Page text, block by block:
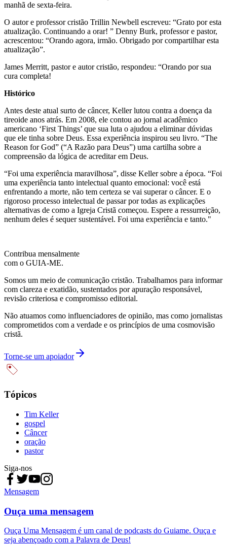
manhã de sexta-feira.
O autor e professor cristão Trillin Newbell escreveu: “Grato por esta
atualização. Continuando a orar! ” Denny Burk, professor e pastor,
acrescentou: “Orando agora, irmão. Obrigado por compartilhar esta
atualização”.
James Merritt, pastor e autor cristão, respondeu: “Orando por sua
cura completa!
Histórico
Antes deste atual surto de câncer, Keller lutou contra a doença da
tireoide anos atrás. Em 2008, ele contou ao jornal acadêmico
americano ‘First Things’ que sua luta o ajudou a eliminar dúvidas
que ele tinha sobre Deus. Essa experiência inspirou seu livro. “The
Reason for God” (“A Razão para Deus”) uma cartilha sobre a
compreensão da lógica de acreditar em Deus.
“Foi uma experiência maravilhosa”, disse Keller sobre a época. “Foi
uma experiência tanto intelectual quanto emocional: você está
enfrentando a morte, não tem certeza se vai superar o câncer. E o
rigoroso processo intelectual de passar por todas as explicações
alternativas de como a Igreja Cristã começou. Espere a ressurreição,
nenhum deles é sequer sustentável. Foi uma experiência e tanto."
Contribua mensalmente
com o GUIA-ME.
Somos um meio de comunicação cristão. Trabalhamos para informar
com clareza e exatidão, sustentados por apuração responsável,
revisão criteriosa e compromisso editorial.
Não atuamos como influenciadores de opinião, mas como jornalistas
comprometidos com a verdade e os princípios de uma cosmovisão
cristã.
Torne-se um apoiador
Tópicos
Tim Keller
gospel
Câncer
oração
pastor
Siga-nos
Mensagem
Ouça uma mensagem
Ouça Uma Mensagem é um canal de podcasts do Guiame. Ouça e
seja abençoado com a Palavra de Deus!